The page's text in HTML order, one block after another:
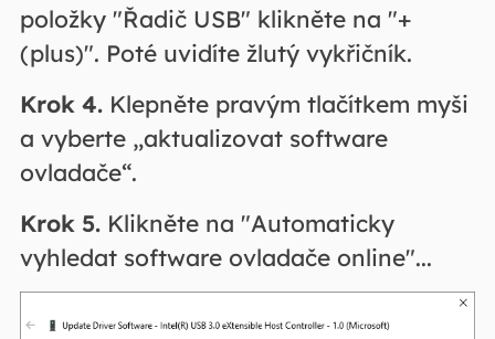
položky "Řadič USB" klikněte na "+
(plus)". Poté uvidíte žlutý vykřičník.
Krok 4.Klepněte pravým tlačítkem myši
a vyberte „aktualizovat software
ovladače“.
Krok 5.Klikněte na "Automaticky
vyhledat software ovladače online"...